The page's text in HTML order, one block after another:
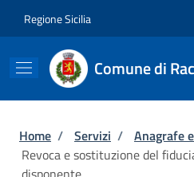
Regione Sicilia
Comune di
Briciole di pane
Home / Servizi / Anagrafe
Revoca e sostituzione del